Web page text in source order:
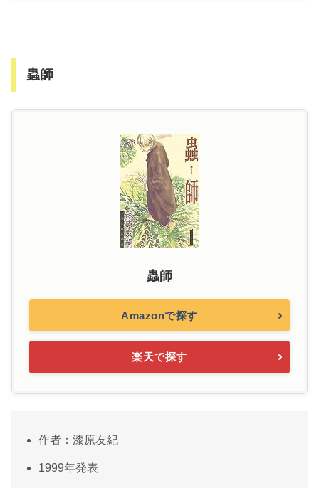
蟲師
蟲師
Amazonで探す
楽天で探す
作者：漆原友紀
1999年発表